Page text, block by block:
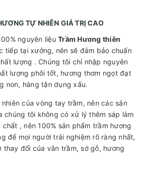
TỰ NHIÊN GIÁ TRỊ CAO
nguyên liệu Trầm Hương thiên
tiếp tại xưởng, nên sẽ đảm bảo chuẩn
lượng . Chúng tôi chỉ nhập nguyên
lượng phôi tốt, hương thơm ngọt đạt
non, hàng tận dụng xấu.
của vòng tay trầm, nên các sản
chúng tôi không có xử lý thêm sáp làm
, nên 100% sản phẩm trầm hương
để mọi người trải nghiệm rõ ràng nhất,
thay đổi của vân trầm, sớ gỗ, hương